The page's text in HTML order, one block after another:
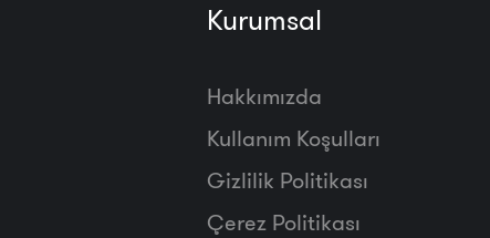
Kurumsal
Hakkımızda
Kullanım Koşulları
Gizlilik Politikası
Çerez Politikası